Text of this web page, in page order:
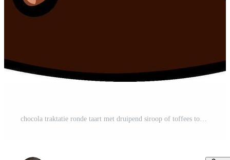
chocola traktatie ronde taart met druipend siroop of toffees topping Pro Vector